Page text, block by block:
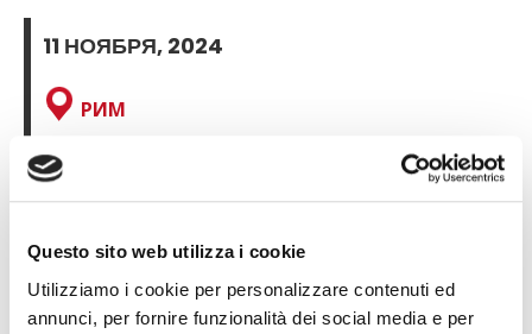
Questo sito web utilizza i cookie
Utilizziamo i cookie per personalizzare contenuti ed
annunci, per fornire funzionalità dei social media e per
11 НОЯБРЯ, 2024
РИМ
автозапчастям и аксессуарам 2024 года, который
пройдет с 11 по 13 ноября.